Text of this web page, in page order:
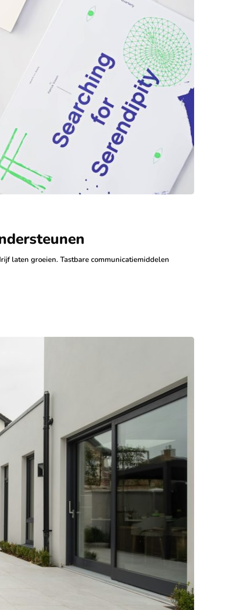
laten groeien. Tastbare communicatiemiddelen